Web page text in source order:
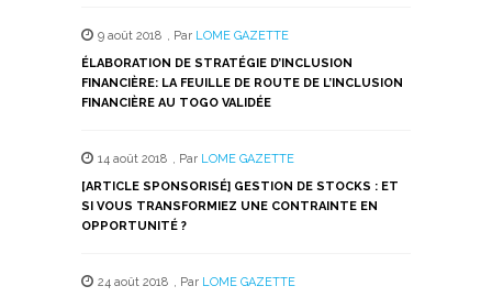
9 août 2018 , Par LOME GAZETTE
ÉLABORATION DE STRATÉGIE D’INCLUSION
FINANCIÈRE: LA FEUILLE DE ROUTE DE L’INCLUSION
FINANCIÈRE AU TOGO VALIDÉE
14 août 2018 , Par LOME GAZETTE
[ARTICLE SPONSORISÉ] GESTION DE STOCKS : ET
SI VOUS TRANSFORMIEZ UNE CONTRAINTE EN
OPPORTUNITÉ ?
24 août 2018 , Par LOME GAZETTE